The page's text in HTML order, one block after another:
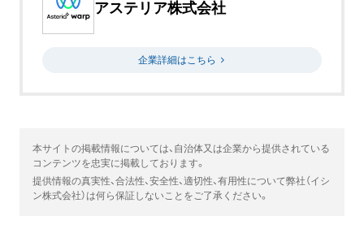
アステリア株式会社
企業詳細はこちら
本サイトの掲載情報については、自治体又は企業から提供されている
コンテンツを忠実に掲載しております。
提供情報の真実性、合法性、安全性、適切性、有用性について弊社（イシ
ン株式会社）は何ら保証しないことをご了承ください。